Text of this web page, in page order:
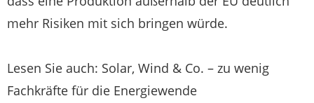
mehr Risiken mit sich bringen würde.
Lesen Sie auch: Solar, Wind & Co. – zu wenig
Fachkräfte für die Energiewende